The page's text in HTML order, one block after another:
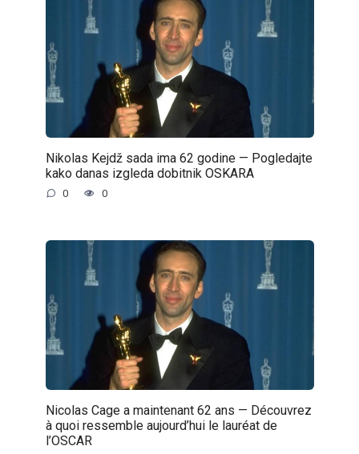
Nikolas Kejdž sada ima 62 godine — Pogledajte
kako danas izgleda dobitnik OSKARA
0 0
Nicolas Cage a maintenant 62 ans — Découvrez
à quoi ressemble aujourd’hui le lauréat de
l’OSCAR